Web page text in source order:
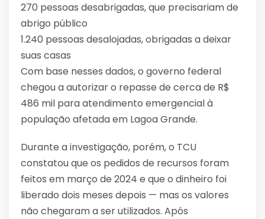
270 pessoas desabrigadas, que precisariam de
abrigo público
1.240 pessoas desalojadas, obrigadas a deixar
suas casas
Com base nesses dados, o governo federal
chegou a autorizar o repasse de cerca de R$
486 mil para atendimento emergencial à
população afetada em Lagoa Grande.
Durante a investigação, porém, o TCU
constatou que os pedidos de recursos foram
feitos em março de 2024 e que o dinheiro foi
liberado dois meses depois — mas os valores
não chegaram a ser utilizados. Após